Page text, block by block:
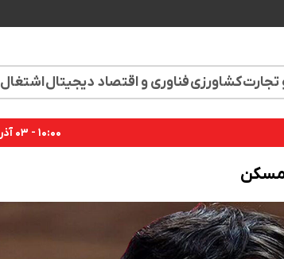
تجارتکشاورزیفناوری و اقتصاد دیجیتالاشتغال
۱۰:۰۰ - ۰۳ آذر ۱۴۰۴